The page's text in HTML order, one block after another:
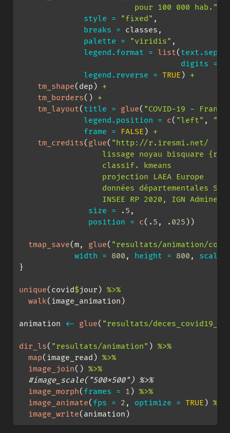
                         pour 100 000 hab."
style =
"fixed" ,
breaks = classes,
palette =
"viridis" ,
legend.format = list(
digits =
legend.reverse = TRUE ) +
tm_shape(dep) +
tm_borders() +
tm_layout( title = glue( "COVID-19 -
legend.position = c( "left" ,
frame =
FALSE ) +
tm_credits( glue( "http://r.iresmi.net/
lissage noyau bisquare
                  classif. kmeans
                  projection LAEA Europe
données départementales
INSEE RP 2020, IGN
size = . 5 ,
position = c(. 5 , . 025 ))
tmap_save(m, glue( "resultats/animation/
width = 800 , height = 800 , scale
}
unique(covid$jour) %>%
walk(image_animation)
animation <- glue( "resultats/
dir_ls( "resultats/animation" ) %>%
map(image_read) %>%
image_join() %>%
#image_scale("500x500") %>%
image_morph( frames = 1 ) %>%
image_animate( fps = 2 , optimize = TRUE ) %>%
image_write(animation)